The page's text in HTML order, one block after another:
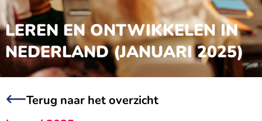
LEREN EN ONTWIKKELEN IN
NEDERLAND (JANUARI 2025)
Terug naar het overzicht